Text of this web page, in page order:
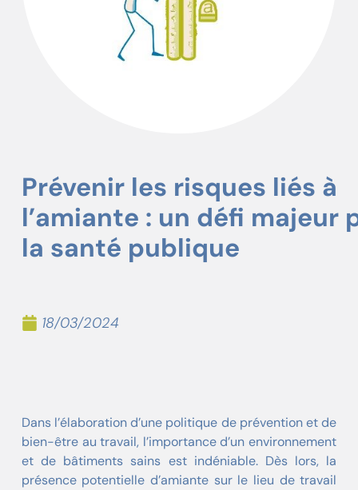
Prévenir les risques liés à
l’amiante : un défi majeur
la santé publique
18/03/2024
Dans l’élaboration d’une politique de prévention et de
bien-être au travail, l’importance d’un environnement
et de bâtiments sains est indéniable. Dès lors, la
présence potentielle d’amiante sur le lieu de travail